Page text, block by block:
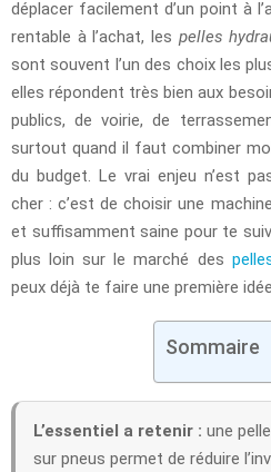
déplacer facilement d’un point à
rentable à l’achat, les pelles
sont souvent l’un des choix les
elles répondent très bien aux
publics, de voirie, de
surtout quand il faut combiner
du budget. Le vrai enjeu n’est
cher : c’est de choisir une
et suffisamment saine pour te
plus loin sur le marché des
peux déjà te faire une première
Sommaire
L’essentiel a retenir : une
sur pneus permet de réduire